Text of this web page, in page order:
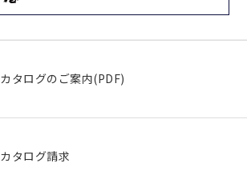
カタログのご案内(PDF)
カタログ請求